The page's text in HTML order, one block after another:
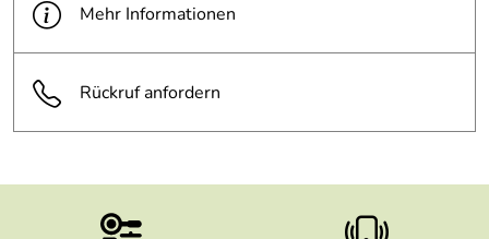
Mehr Informationen
Rückruf anfordern